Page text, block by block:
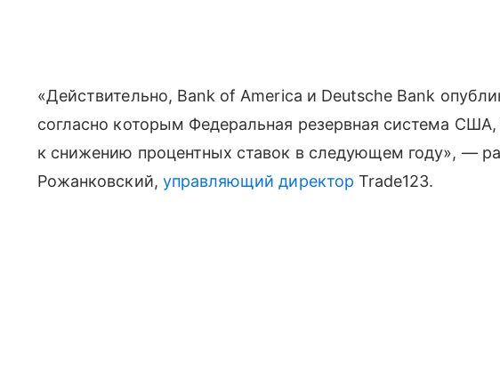
«Действительно, Bank of America и Deutsche Bank
согласно которым Федеральная резервная система
к снижению процентных ставок в следующем году», —
Рожанковский, управляющий директор Trade123.